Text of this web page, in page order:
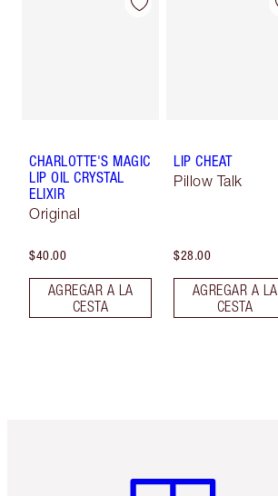
CHARLOTTE'S MAGIC
LIP OIL CRYSTAL
ELIXIR
Original
$40.00
AGREGAR A LA
CESTA
LIP CHEAT
Pillow Talk
$28.00
AGREGAR A LA
CESTA